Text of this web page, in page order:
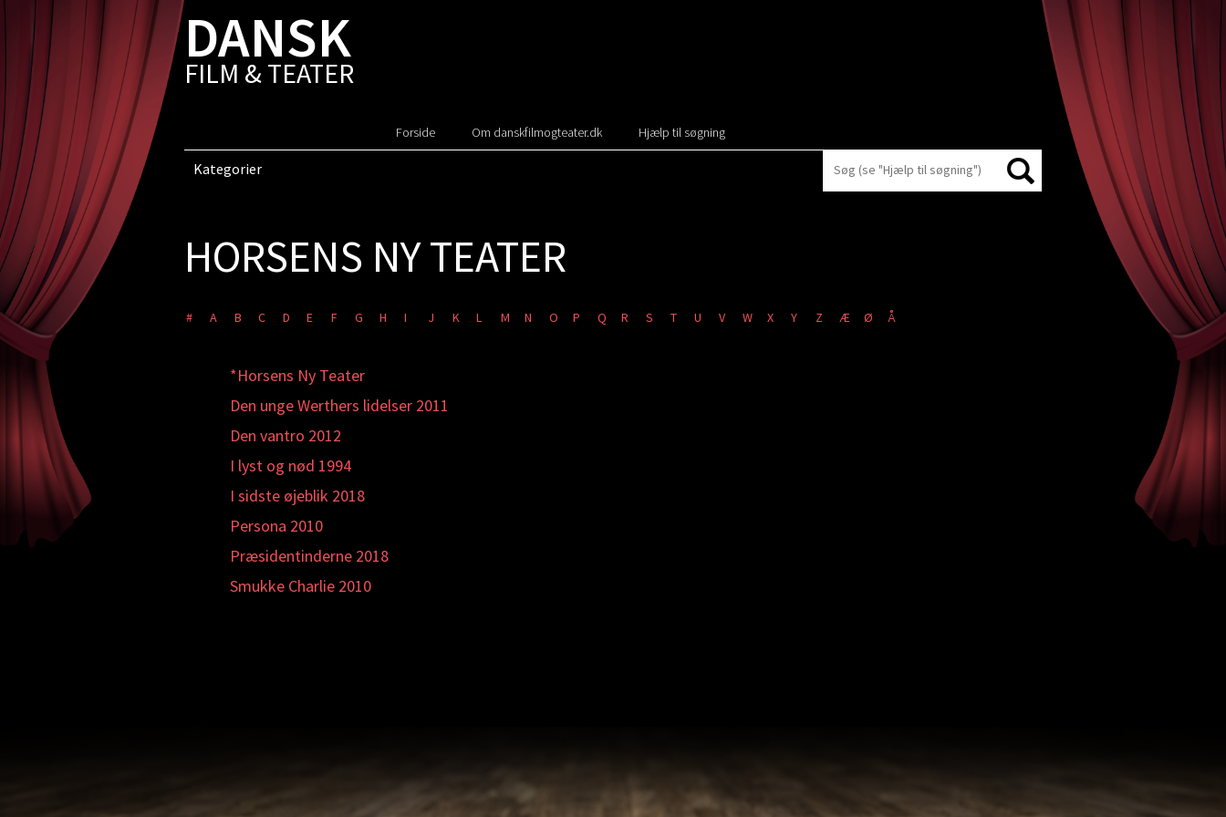
DANSK
FILM & TEATER
Forside Om danskfilmogteater.dk Hjælp til søgning
Kategorier
HORSENS NY TEATER
# A B C D E F G H I J K L M N O P Q R S T U V W X Y Z Æ Ø Å
*Horsens Ny Teater
Den unge Werthers lidelser 2011
Den vantro 2012
I lyst og nød 1994
I sidste øjeblik 2018
Persona 2010
Præsidentinderne 2018
Smukke Charlie 2010